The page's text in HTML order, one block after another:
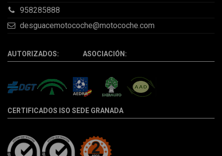
958285888
desguacemotocoche@motocoche.com
AUTORIZADOS: ASOCIACIÓN:
CERTIFICADOS ISO SEDE GRANADA